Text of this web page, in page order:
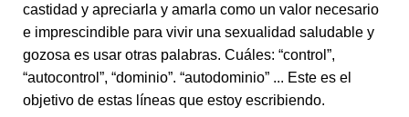
castidad y apreciarla y amarla como un valor necesario
e imprescindible para vivir una sexualidad saludable y
gozosa es usar otras palabras. Cuáles: “control”,
“autocontrol”, “dominio”. “autodominio” ... Este es el
objetivo de estas líneas que estoy escribiendo.